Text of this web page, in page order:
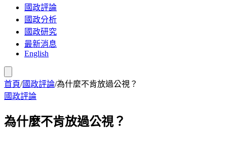
國政評論
國政分析
國政研究
最新消息
English
首頁/國政評論/為什麼不肯放過公視？
國政評論
為什麼不肯放過公視？